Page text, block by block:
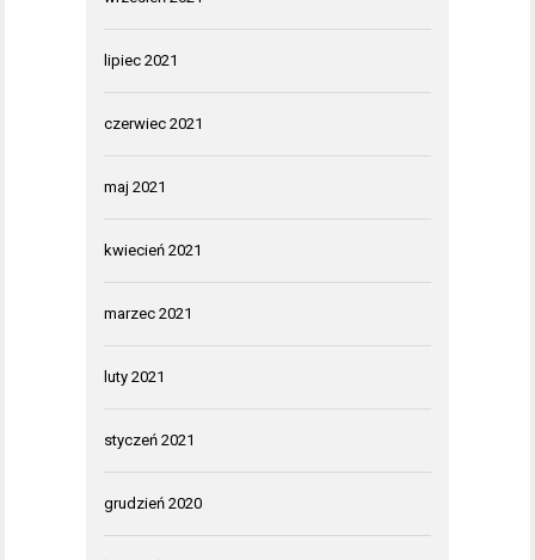
lipiec 2021
czerwiec 2021
maj 2021
kwiecień 2021
marzec 2021
luty 2021
styczeń 2021
grudzień 2020